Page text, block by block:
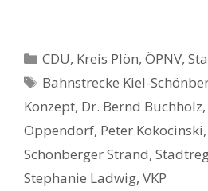
Kategorien
CDU, Kreis Plön,ÖPNV,
Schlagwörter
Bahnstrecke Kiel-
Konzept, Dr. Bernd Buchholz,
Oppendorf, Peter Kokocinski,
Schönberger Strand,
Stephanie Ladwig, VKP